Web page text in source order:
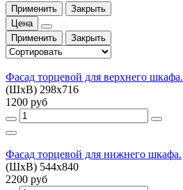
Применить
Закрыть
Цена
Применить
Закрыть
Фасад торцевой для верхнего шкафа.
(ШхВ) 298х716
1200 руб
Фасад торцевой для нижнего шкафа.
(ШхВ) 544х840
2200 руб